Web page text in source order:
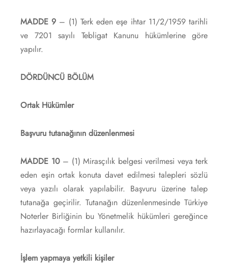
MADDE 9 – (1) Terk eden eşe ihtar 11/2/1959 tarihli
ve 7201 sayılı Tebligat Kanunu hükümlerine göre
yapılır.
DÖRDÜNCÜ BÖLÜM
Ortak Hükümler
Başvuru tutanağının düzenlenmesi
MADDE 10– (1) Mirasçılık belgesi verilmesi veya terk
eden eşin ortak konuta davet edilmesi talepleri sözlü
veya yazılı olarak yapılabilir. Başvuru üzerine talep
tutanağa geçirilir. Tutanağın düzenlenmesinde Türkiye
Noterler Birliğinin bu Yönetmelik hükümleri gereğince
hazırlayacağı formlar kullanılır.
İşlem yapmaya yetkili kişiler